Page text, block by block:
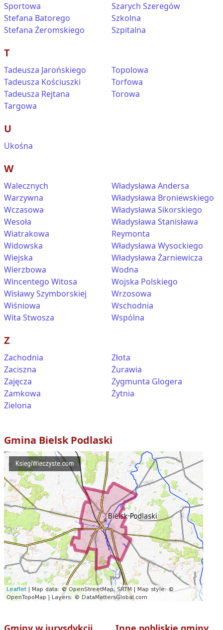
Sportowa
Stefana Batorego
Stefana Żeromskiego
Szarych Szeregów
Szkolna
Szpitalna
T
Tadeusza Jarońskiego
Tadeusza Kościuszki
Tadeusza Rejtana
Targowa
Topolowa
Torfowa
Torowa
U
Ukośna
W
Walecznych
Warzywna
Wczasowa
Wesoła
Wiatrakowa
Widowska
Wiejska
Wierzbowa
Wincentego Witosa
Wisławy Szymborskiej
Wiśniowa
Wita Stwosza
Władysława Andersa
Władysława Broniewskiego
Władysława Sikorskiego
Władysława Stanisława
Reymonta
Władysława Wysockiego
Władysława Żarniewicza
Wodna
Wojska Polskiego
Wrzosowa
Wschodnia
Wspólna
Z
Zachodnia
Zaciszna
Zajęcza
Zamkowa
Zielona
Złota
Żurawia
Zygmunta Glogera
Żytnia
Gmina Bielsk Podlaski